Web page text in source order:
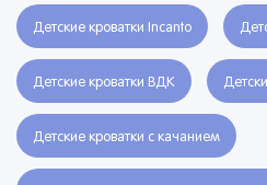
Детские кроватки Incanto
Детские кроватки ВДК
Детские кроватки с качанием